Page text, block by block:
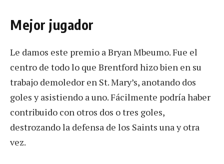
Mejor jugador
Le damos este premio a Bryan Mbeumo. Fue el
centro de todo lo que Brentford hizo bien en su
trabajo demoledor en St. Mary’s, anotando dos
goles y asistiendo a uno. Fácilmente podría haber
contribuido con otros dos o tres goles,
destrozando la defensa de los Saints una y otra
vez.